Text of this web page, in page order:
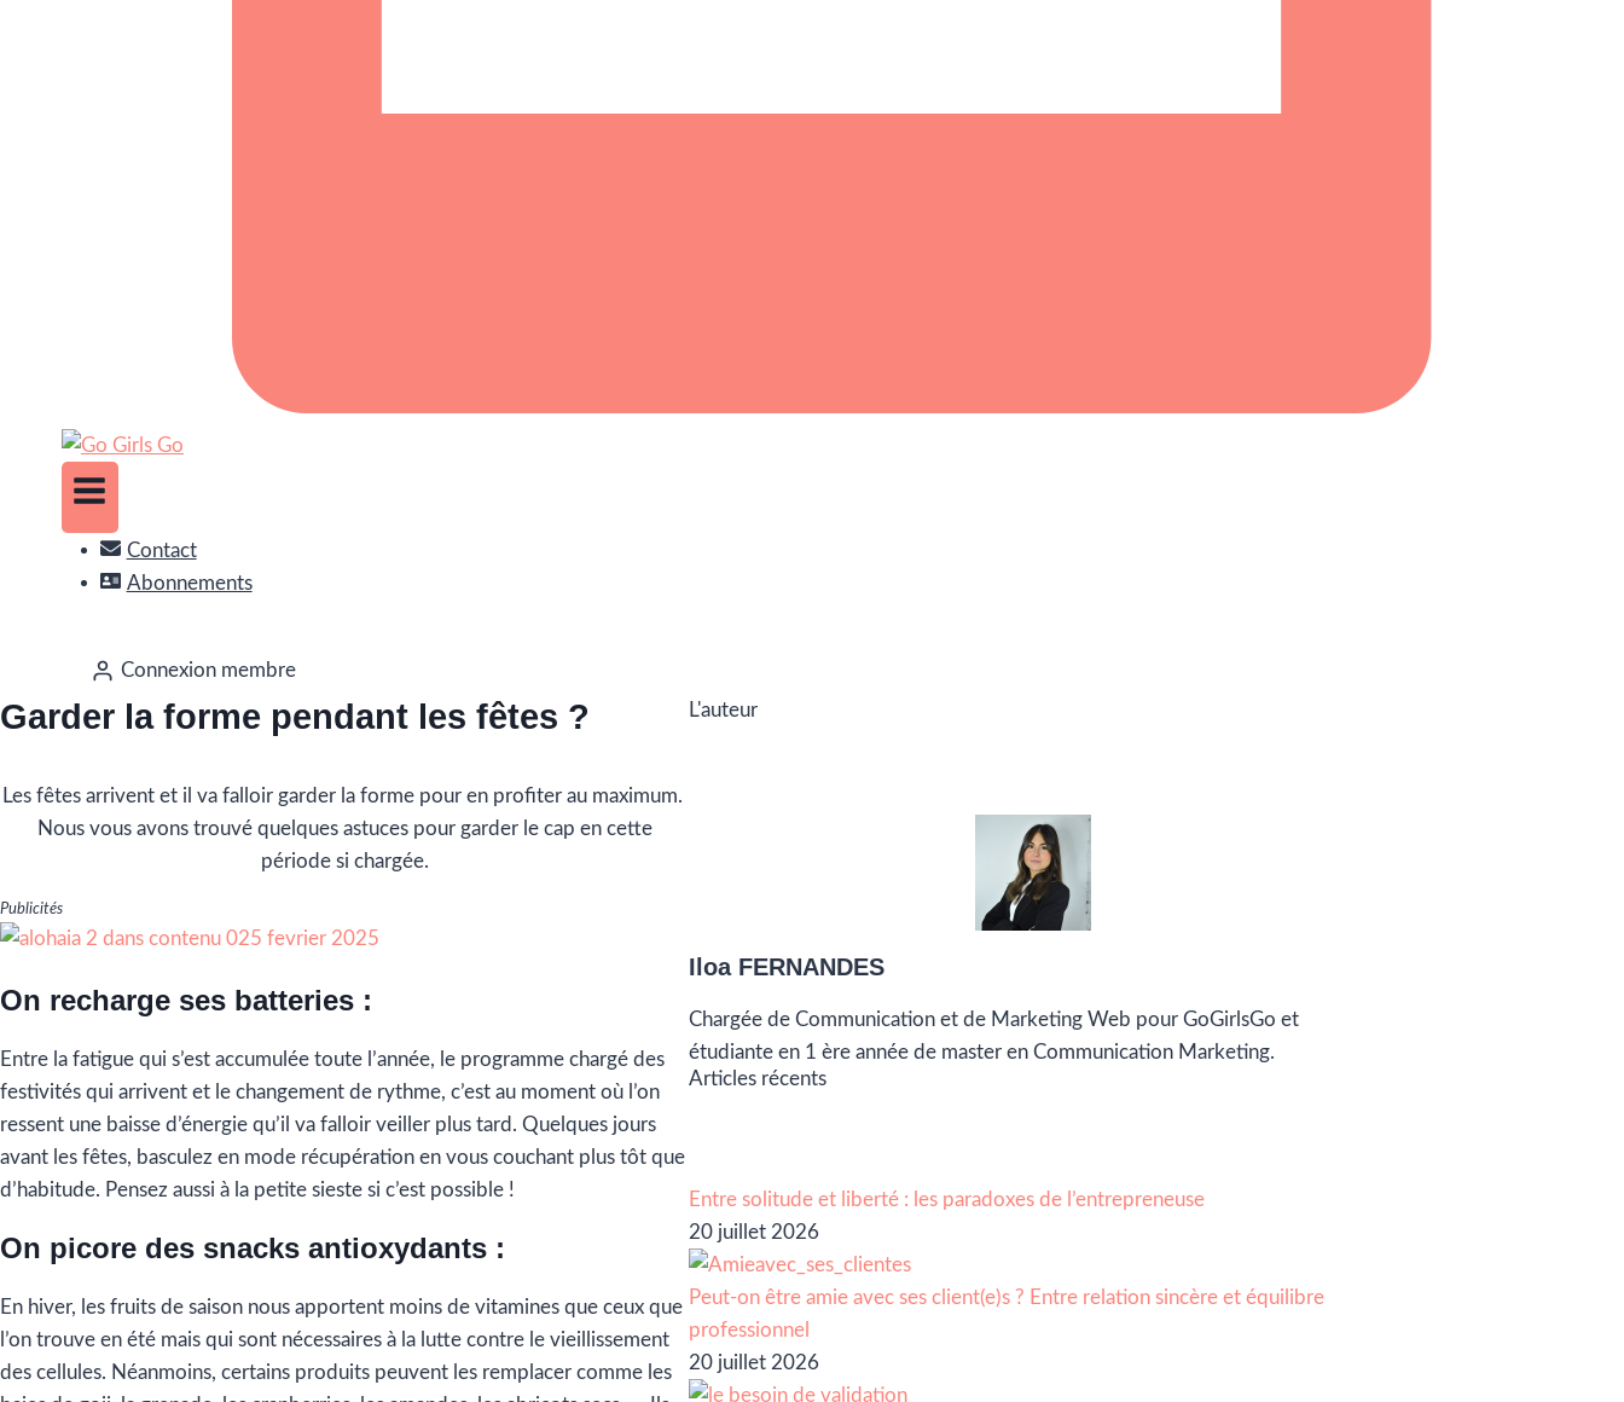
Contact
Abonnements
Connexion membre
Garder la forme pendant les fêtes ?
Les fêtes arrivent et il va falloir garder la forme pour en profiter au maximum.
Nous vous avons trouvé quelques astuces pour garder le cap en cette
période si chargée.
Publicités
On recharge ses batteries :
Entre la fatigue qui s’est accumulée toute l’année, le programme chargé des
festivités qui arrivent et le changement de rythme, c’est au moment où l’on
ressent une baisse d’énergie qu’il va falloir veiller plus tard. Quelques jours
avant les fêtes, basculez en mode récupération en vous couchant plus tôt que
d’habitude. Pensez aussi à la petite sieste si c’est possible !
On picore des snacks antioxydants :
En hiver, les fruits de saison nous apportent moins de vitamines que ceux que
l’on trouve en été mais qui sont nécessaires à la lutte contre le vieillissement
des cellules. Néanmoins, certains produits peuvent les remplacer comme les
L'auteur
Iloa FERNANDES
Chargée de Communication et de Marketing Web pour GoGirlsGo et
étudiante en 1 ère année de master en Communication Marketing.
Articles récents
Entre solitude et liberté : les paradoxes de l’entrepreneuse
20 juillet 2026
Peut-on être amie avec ses client(e)s ? Entre relation sincère et équilibre
professionnel
20 juillet 2026